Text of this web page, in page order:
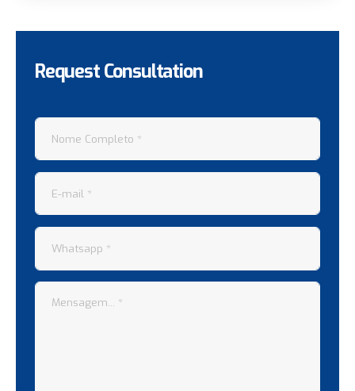
Request Consultation